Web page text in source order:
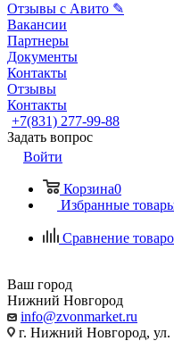
Отзывы с Авито ✎
Вакансии
Партнеры
Документы
Контакты
Отзывы
Контакты
+7(831) 277-99-88
Задать вопрос
Войти
Корзина0
Избранные
Сравнение
Ваш город
Нижний Новгород
info@zvonmarket.ru
г. Нижний Новгород, ул.